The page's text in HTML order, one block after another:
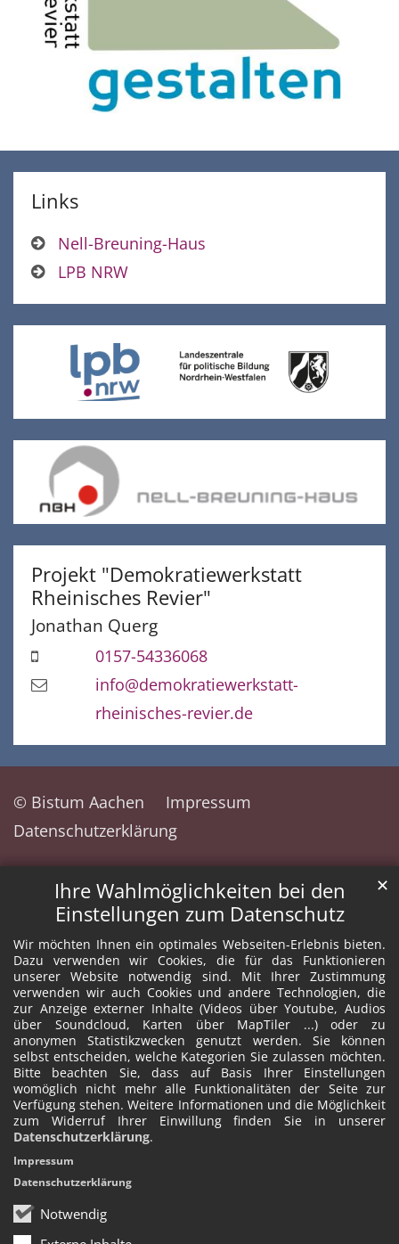
Ihre Wahlmöglichkeiten bei den
Einstellungen zum Datenschutz
Wir möchten Ihnen ein optimales Webseiten-Erlebnis bieten.
Dazu verwenden wir Cookies, die für das Funktionieren
unserer Website notwendig sind. Mit Ihrer Zustimmung
verwenden wir auch Cookies und andere Technologien, die
zur Anzeige externer Inhalte (Videos über Youtube, Audios
über Soundcloud, Karten über MapTiler ...) oder zu
anonymen Statistikzwecken genutzt werden. Sie können
selbst entscheiden, welche Kategorien Sie zulassen möchten.
Bitte beachten Sie, dass auf Basis Ihrer Einstellungen
womöglich nicht mehr alle Funktionalitäten der Seite zur
Verfügung stehen. Weitere Informationen und die Möglichkeit
zum Widerruf Ihrer Einwillung finden Sie in unserer
Datenschutzerklärung.
Notwendig
✕
Impressum
Datenschutzerklärung
Links
Nell-Breuning-Haus
LPB NRW
Projekt "Demokratiewerkstatt
Rheinisches Revier"
Jonathan Querg
0157-54336068
info@demokratiewerkstatt-
rheinisches-revier.de
© Bistum Aachen
Impressum
Datenschutzerklärung